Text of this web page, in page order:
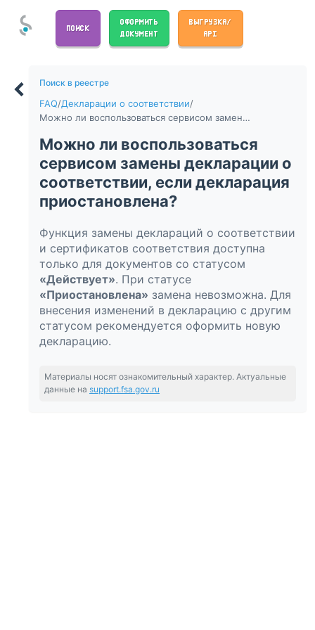
ПОИСК
ОФОРМИТЬ
ДОКУМЕНТ
ВЫГРУЗКА/
API
Поиск в реестре
FAQ/Декларации о соответствии/
Можно ли воспользоваться сервисом замены декларации о соответствии, если декларация приостановлена?
Можно ли воспользоваться
сервисом замены декларации о
соответствии, если декларация
приостановлена?
Функция замены деклараций о соответствии
и сертификатов соответствия доступна
только для документов со статусом
«Действует». При статусе
«Приостановлена» замена невозможна. Для
внесения изменений в декларацию с другим
статусом рекомендуется оформить новую
декларацию.
Материалы носят ознакомительный характер. Актуальные
данные на support.fsa.gov.ru